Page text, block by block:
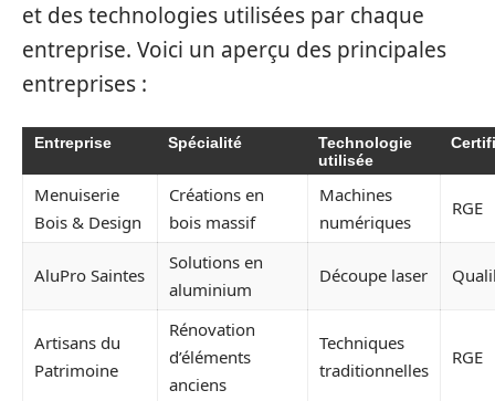
et des technologies utilisées par chaque
entreprise. Voici un aperçu des principales
entreprises :
Entreprise Spécialité
Technologie
utilisée
Menuiserie
Bois & Design
Créations en
bois massif
Machines
numériques
RGE
AluPro Saintes
Solutions en
aluminium
Découpe laser
Artisans du
Patrimoine
Rénovation
d’éléments
anciens
Techniques
traditionnelles
RGE